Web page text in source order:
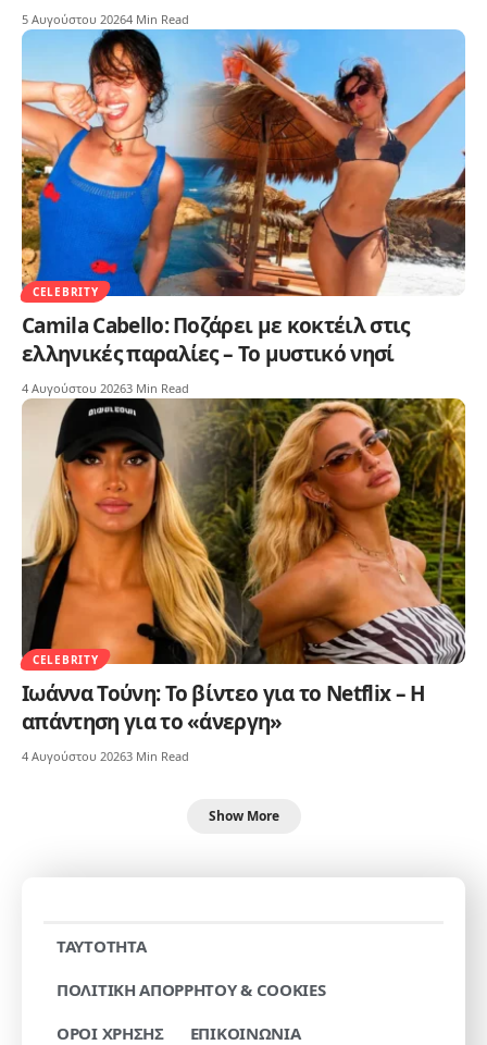
5 Αυγούστου 20264 Min Read
CELEBRITY
Camila Cabello: Ποζάρει με κοκτέιλ στις
ελληνικές παραλίες – Το μυστικό νησί
4 Αυγούστου 20263 Min Read
CELEBRITY
Ιωάννα Τούνη: Το βίντεο για το Netflix – Η
απάντηση για το «άνεργη»
4 Αυγούστου 20263 Min Read
Show More
TAYTOTHTA
ΠΟΛΙΤΙΚΗ ΑΠΟΡΡΗΤΟΥ & COOKIES
ΟΡΟΙ ΧΡΗΣΗΣ
ΕΠΙΚΟΙΝΩΝΙΑ